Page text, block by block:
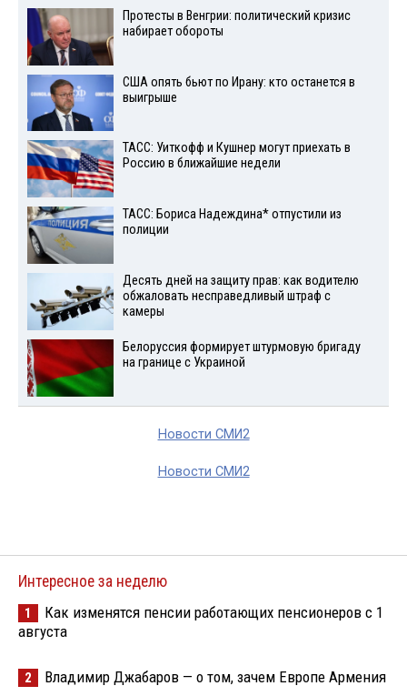
Протесты в Венгрии: политический кризис
набирает обороты
США опять бьют по Ирану: кто останется в
выигрыше
ТАСС: Уиткофф и Кушнер могут приехать в
Россию в ближайшие недели
ТАСС: Бориса Надеждина* отпустили из
полиции
Десять дней на защиту прав: как водителю
обжаловать несправедливый штраф с
камеры
Белоруссия формирует штурмовую бригаду
на границе с Украиной
Новости СМИ2
Новости СМИ2
Интересное за неделю
1
Как изменятся пенсии работающих пенсионеров с 1
августа
2 Владимир Джабаров — о том, зачем Европе Армения